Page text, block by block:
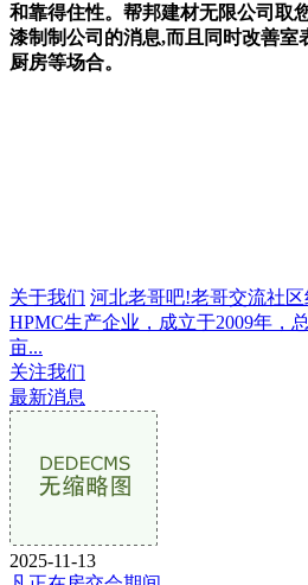
和靠得住性。帮邦建材无限公司取
漆制制公司的消息,而且同时改善室
厨房等场合。
关于我们 河北老哥吧!老哥交流社
HPMC生产企业，成立于2009年，
亩...
关注我们
最新消息
2025-11-13